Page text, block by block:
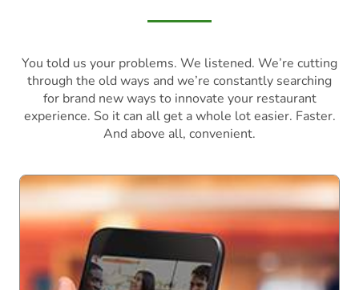
You told us your problems. We listened. We’re cutting
through the old ways and we’re constantly searching
for brand new ways to innovate your restaurant
experience. So it can all get a whole lot easier. Faster.
And above all, convenient.